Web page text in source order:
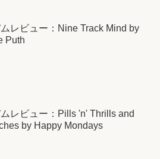
レビュー：Nine Track Mind by
Puth
レビュー：Pills 'n' Thrills and
by Happy Mondays